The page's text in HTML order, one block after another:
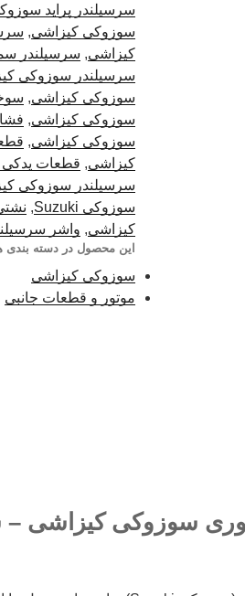
سرسیلندر پراید
سوزوکی کیزاشی,
کیزاشی, سرسیلندر
سرسیلندر سوزوکی
سوزوکی کیزاشی,
سوزوکی کیزاشی,
سوزوکی کیزاشی,
کیزاشی, قطعات
سرسیلندر سوزوکی
سوزوکی Suzuki
,
کیزاشی, واشر
این محصول در دسته بندی
سوزوکی کیزاشی
موتور و قطعات جانبی
سوزوکی کیزاشی –